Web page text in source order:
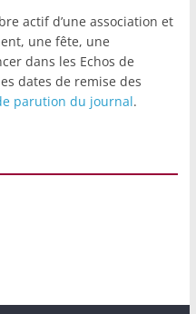
actif d’une association et
une fête, une
dans les Echos de
dates de remise des
parution du journal.